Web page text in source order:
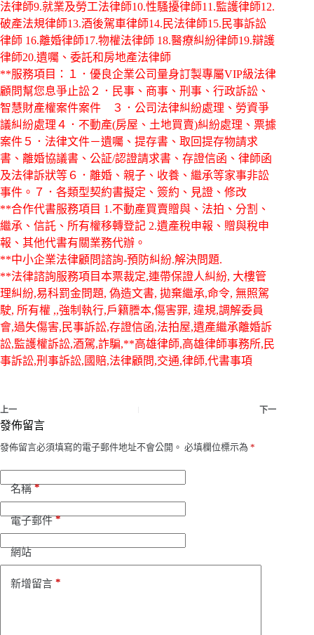
法律師9.就業及勞工法律師10.性騷擾律師11.監護律師12.
破產法規律師13.酒後駕車律師14.民法律師15.民事訴訟
律師 16.離婚律師17.物權法律師 18.醫療糾紛律師19.辯護
律師20.遺囑、委託和房地產法律師
**服務項目：１．優良企業公司量身訂製專屬VIP級法律
顧問幫您息爭止訟２．民事、商事、刑事、行政訴訟、
智慧財產權案件案件 ３．公司法律糾紛處理、勞資爭
議糾紛處理４．不動產(房屋、土地買賣)糾紛處理、票據
案件５．法律文件－遺囑、提存書、取回提存物請求
書、離婚協議書、公証/認證請求書、存證信函、律師函
及法律訴狀等６．離婚、親子、收養、繼承等家事非訟
事件。７．各類型契約書擬定、簽約、見證、修改
**合作代書服務項目 1.不動產買賣贈與、法拍、分割、
繼承、信託、所有權移轉登記 2.遺產稅申報、贈與稅申
報、其他代書有關業務代辦。
**中小企業法律顧問諮詢-預防糾紛.解決問題.
**法律諮詢服務項目本票裁定,連帶保證人糾紛, 大樓管
理糾紛,易科罰金問題, 偽造文書, 拋棄繼承,命令, 無照駕
駛, 所有權 ,,強制執行,戶籍謄本,傷害罪, 違規,調解委員
會,過失傷害,民事訴訟,存證信函,法拍屋,遺產繼承離婚訴
訟,監護權訴訟,酒駕,詐騙,**高雄律師,高雄律師事務所,民
事訴訟,刑事訴訟,國賠,法律顧問,交通,律師,代書事項
上一 下一
發佈留言
發佈留言必須填寫的電子郵件地址不會公開。 必填欄位標示為 *
名稱*
電子郵件*
網站
新增留言 *